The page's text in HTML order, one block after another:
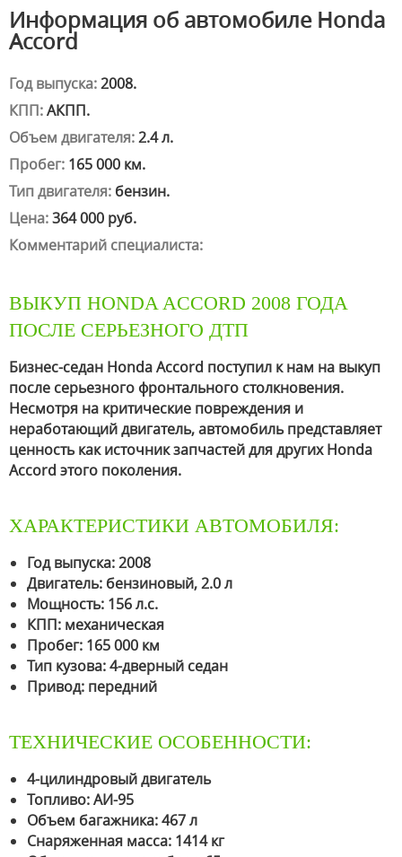
Информация об автомобиле Honda
Accord
Год выпуска:2008.
КПП:АКПП.
Объем двигателя:2.4 л.
Пробег: 165 000 км.
Тип двигателя: бензин.
Цена:364 000 руб.
Комментарий специалиста:
ВЫКУП HONDA ACCORD 2008 ГОДА
ПОСЛЕ СЕРЬЕЗНОГО ДТП
Бизнес-седан Honda Accord поступил к нам на выкуп
после серьезного фронтального столкновения.
Несмотря на критические повреждения и
неработающий двигатель, автомобиль представляет
ценность как источник запчастей для других Honda
Accord этого поколения.
ХАРАКТЕРИСТИКИ АВТОМОБИЛЯ:
Год выпуска: 2008
Двигатель: бензиновый, 2.0 л
Мощность: 156 л.с.
КПП: механическая
Пробег: 165 000 км
Тип кузова: 4-дверный седан
Привод: передний
ТЕХНИЧЕСКИЕ ОСОБЕННОСТИ:
4-цилиндровый двигатель
Топливо: АИ-95
Объем багажника: 467 л
Снаряженная масса: 1414 кг